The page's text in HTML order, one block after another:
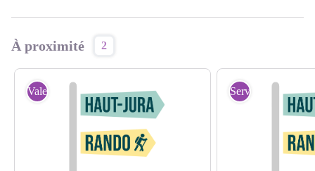
À proximité 2
Valeurs Parc Services